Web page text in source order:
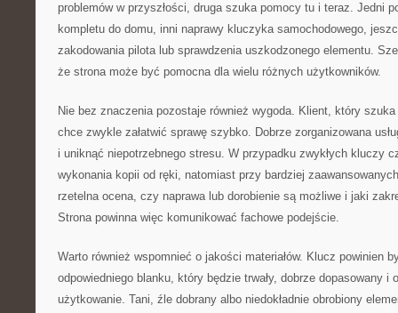
problemów w przyszłości, druga szuka pomocy tu i teraz. Jedni
kompletu do domu, inni naprawy kluczyka samochodowego,
zakodowania pilota lub sprawdzenia uszkodzonego elementu.
że strona może być pomocna dla wielu różnych użytkowników.
Nie bez znaczenia pozostaje również wygoda. Klient, który
chce zwykle załatwić sprawę szybko. Dobrze zorganizowana
i uniknąć niepotrzebnego stresu. W przypadku zwykłych kluczy
wykonania kopii od ręki, natomiast przy bardziej
rzetelna ocena, czy naprawa lub dorobienie są możliwe i jaki
Strona powinna więc komunikować fachowe podejście.
Warto również wspomnieć o jakości materiałów. Klucz powinien
odpowiedniego blanku, który będzie trwały, dobrze dopasowany i
użytkowanie. Tani, źle dobrany albo niedokładnie obrobiony